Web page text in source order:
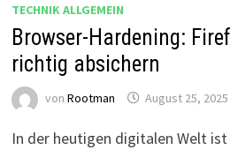
TECHNIK ALLGEMEIN
Browser-Hardening:
richtig absichern
von Rootman August 25, 2025
In der heutigen digitalen Welt